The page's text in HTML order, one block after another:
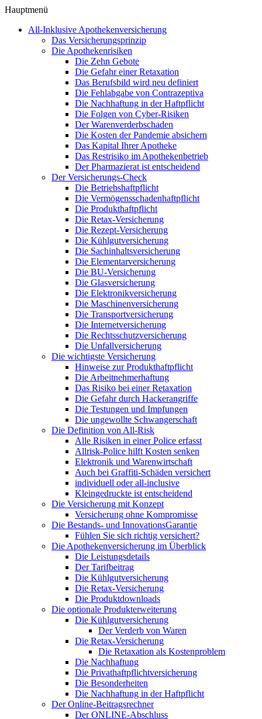
Hauptmenü
All-Inklusive Apothekenversicherung
Das Versicherungsprinzip
Die Apothekenrisiken
Die Zehn Gebote
Die Gefahr einer Retaxation
Das Berufsbild wird neu definiert
Die Fehlabgabe von Contrazeptiva
Die Nachhaftung in der Haftpflicht
Die Folgen von Cyber-Risiken
Der Warenverderbschaden
Die Kosten der Pandemie absichern
Das Kapital Ihrer Apotheke
Das Restrisiko im Apothekenbetrieb
Der Pharmazierat ist entscheidend
Der Versicherungs-Check
Die Betriebshaftpflicht
Die Vermögensschadenhaftpflicht
Die Produkthaftpflicht
Die Retax-Versicherung
Die Rezept-Versicherung
Die Kühlgutversicherung
Die Sachinhaltsversicherung
Die Elementarversicherung
Die BU-Versicherung
Die Glasversicherung
Die Elektronikversicherung
Die Maschinenversicherung
Die Transportversicherung
Die Internetversicherung
Die Rechtsschutzversicherung
Die Unfallversicherung
Die wichtigste Versicherung
Hinweise zur Produkthaftpflicht
Die Arbeitnehmerhaftung
Das Risiko bei einer Retaxation
Die Gefahr durch Hackerangriffe
Die Testungen und Impfungen
Die ungewollte Schwangerschaft
Die Definition von All-Risk
Alle Risiken in einer Police erfasst
Allrisk-Police hilft Kosten senken
Elektronik und Warenwirtschaft
Auch bei Graffiti-Schäden versichert
individuell oder all-inclusive
Kleingedruckte ist entscheidend
Die Versicherung mit Konzept
Versicherung ohne Kompromisse
Die Bestands- und InnovationsGarantie
Fühlen Sie sich richtig versichert?
Die Apothekenversicherung im Überblick
Die Leistungsdetails
Der Tarifbeitrag
Die Kühlgutversicherung
Die Retax-Versicherung
Die Produktdownloads
Die optionale Produkterweiterung
Die Kühlgutversicherung
Der Verderb von Waren
Die Retax-Versicherung
Die Retaxation als Kostenproblem
Die Nachhaftung
Die Privathaftpflichtversicherung
Die Besonderheiten
Die Nachhaftung in der Haftpflicht
Der Online-Beitragsrechner
Der ONLINE-Abschluss